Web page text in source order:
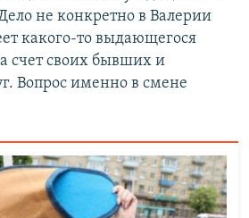
не конкретно в Валерии
какого-то выдающегося
счет своих бывших и
Вопрос именно в смене